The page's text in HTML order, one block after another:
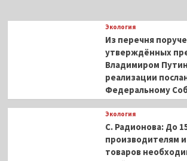
Экология
Из перечня
утверждённых
Владимиром
реализации
Федеральному
Экология
С. Радионова: До
производителям
товаров